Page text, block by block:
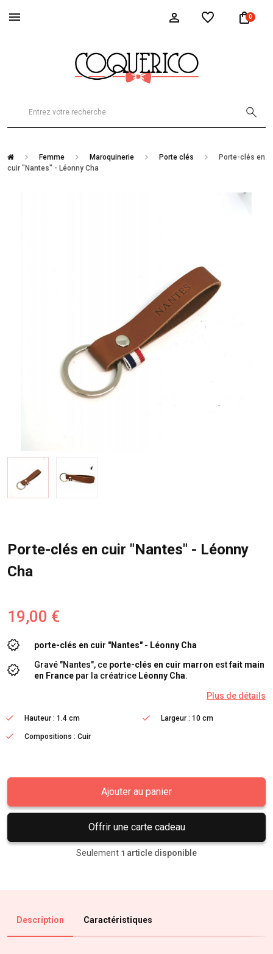
0
Femme Maroquinerie Porte clés
Porte-clés en
cuir "Nantes" - Léonny Cha
Porte-clés en cuir "Nantes" - Léonny
Cha
19,00 €
porte-clés en cuir "Nantes" - Léonny Cha
Gravé "Nantes", ce porte-clés en cuir marron estfait main
en France par la créatrice Léonny Cha.
Plus de détails
Hauteur : 1.4 cm Largeur : 10 cm
Compositions : Cuir
Ajouter au panier
Offrir une carte cadeau
Seulement 1 article disponible
Description Caractéristiques